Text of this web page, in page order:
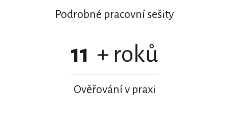
Podrobné pracovní sešity
11 + roků
Ověřování v praxi